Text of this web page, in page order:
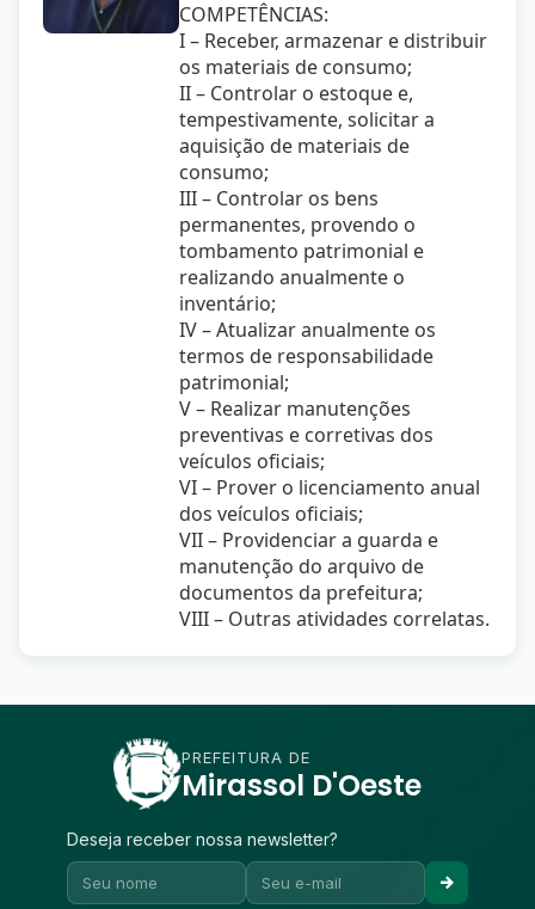
COMPETÊNCIAS:
I – Receber, armazenar e distribuir
os materiais de consumo;
II – Controlar o estoque e,
tempestivamente, solicitar a
aquisição de materiais de
consumo;
III – Controlar os bens
permanentes, provendo o
tombamento patrimonial e
realizando anualmente o
inventário;
IV – Atualizar anualmente os
termos de responsabilidade
patrimonial;
V – Realizar manutenções
preventivas e corretivas dos
veículos oficiais;
VI – Prover o licenciamento anual
dos veículos oficiais;
VII – Providenciar a guarda e
manutenção do arquivo de
documentos da prefeitura;
VIII – Outras atividades correlatas.
PREFEITURA DE
Mirassol D'Oeste
Deseja receber nossa newsletter?